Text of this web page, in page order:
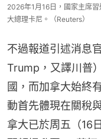
2026年1月16日，國家主席
大總理卡尼。（Reuters）
不過報道引述消息
Trump，又譯川普
國，而加拿大始終
動首先體現在關稅
拿大已於周五（16